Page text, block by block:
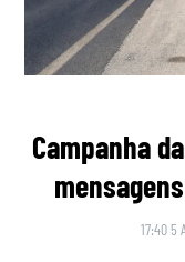
Campanha
17:40 5